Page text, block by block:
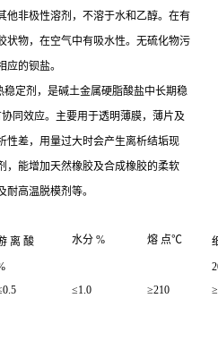
他非极性溶剂，不溶于水和乙醇。在有
状物，在空气中有吸水性。无硫化物污
的钡盐。
定剂，是碱土金属硬脂酸盐中长期稳
同效应。主要用于透明薄膜，薄片及
性差，用量过大时会产生离析结垢现
，能增加天然橡胶及合成橡胶的柔软
高温脱模剂等。
离 酸
水分 % 熔 点℃
≤1.0 ≥210